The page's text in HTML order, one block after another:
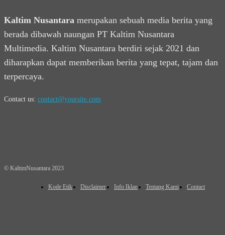
Kaltim Nusantara merupakan sebuah media berita yang
berada dibawah naungan PT Kaltim Nusantara
Multimedia. Kaltim Nusantara berdiri sejak 2021 dan
diharapkan dapat memberikan berita yang tepat, tajam dan
terpercaya.
Contact us: contact@yoursite.com
© KaltimNusantara 2023
Kode Etik Disclaimer Info Iklan Tentang Kami Contact